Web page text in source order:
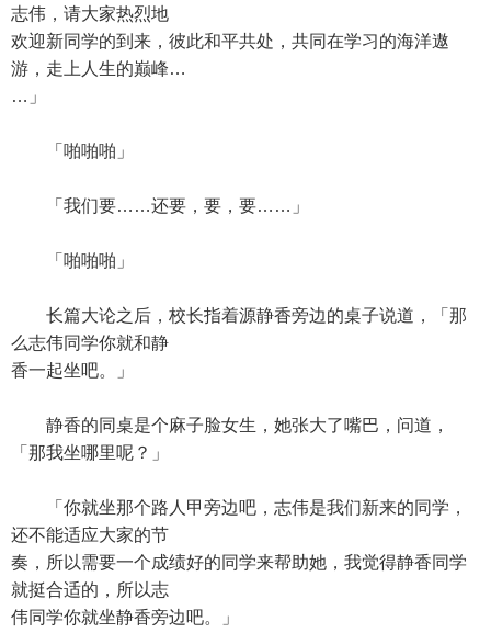
志伟，请大家热烈地
欢迎新同学的到来，彼此和平共处，共同在学习的海洋遨
游，走上人生的巅峰…
…」
「啪啪啪」
「我们要……还要，要，要……」
「啪啪啪」
长篇大论之后，校长指着源静香旁边的桌子说道，「那
么志伟同学你就和静
香一起坐吧。」
静香的同桌是个麻子脸女生，她张大了嘴巴，问道，
「那我坐哪里呢？」
「你就坐那个路人甲旁边吧，志伟是我们新来的同学，
还不能适应大家的节
奏，所以需要一个成绩好的同学来帮助她，我觉得静香同学
就挺合适的，所以志
伟同学你就坐静香旁边吧。」